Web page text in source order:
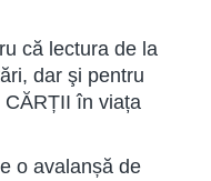
că lectura de la
dar şi pentru
în viața
o avalanșă de